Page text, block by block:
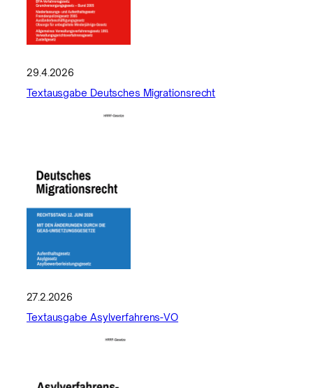
29.4.2026
Textausgabe Deutsches Migrationsrecht
27.2.2026
Textausgabe Asylverfahrens-VO